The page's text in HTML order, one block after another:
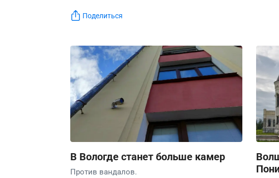
Поделиться
В Вологде станет больше камер
Против вандалов.